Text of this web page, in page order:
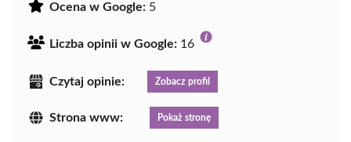
Ocena w Google: 5
Liczba opinii w Google: 16
Czytaj opinie: Zobacz profil
Strona www: Pokaż stronę